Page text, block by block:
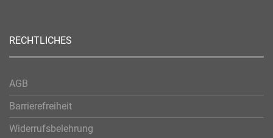
RECHTLICHES
AGB
Barrierefreiheit
Widerrufsbelehrung